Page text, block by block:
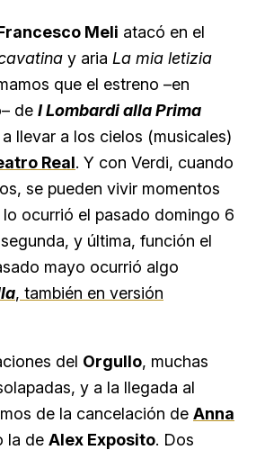
Meli atacó en el
y aria La mia letizia
que el estreno –en
de I Lombardi alla Prima
llevar a los cielos (musicales)
Real. Y con Verdi, cuando
se pueden vivir momentos
ocurrió el pasado domingo 6
y última, función el
mayo ocurrió algo
, también en versión
del Orgullo, muchas
y a la llegada al
de la cancelación de Anna
la de Alex Exposito. Dos